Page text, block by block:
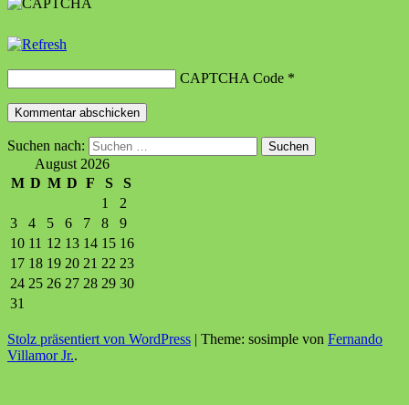
CAPTCHA Code *
Suchen nach:
August 2026
M D M D F S
S
1
2
3
4 5 6 7 8
9
10 11 12 13 14 15 16
17 18 19 20 21 22 23
24 25 26 27 28 29 30
31
Stolz präsentiert von WordPress | Theme: sosimple von Fernando
Villamor Jr..